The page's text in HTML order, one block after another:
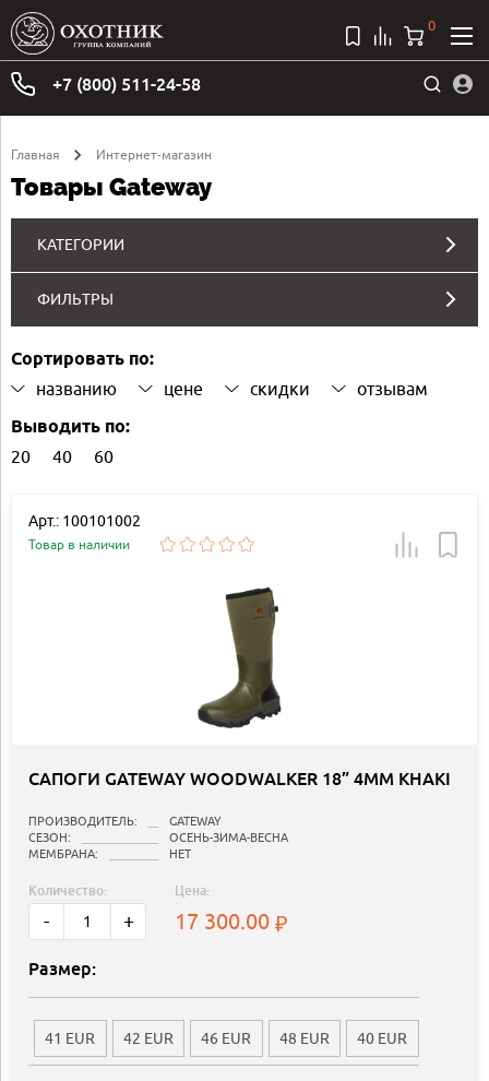
+7 (800) 511-24-58
0
Главная Интернет-магазин
Товары Gateway
КАТЕГОРИИ
ФИЛЬТРЫ
Сортировать по:
названию цене скидки отзывам
Выводить по:
20 40 60
Арт.: 100101002
Товар в наличии
САПОГИ GATEWAY WOODWALKER 18” 4MM KHAKI
ПРОИЗВОДИТЕЛЬ:
GATEWAY
СЕЗОН:
ОСЕНЬ-ЗИМА-ВЕСНА
МЕМБРАНА:
НЕТ
Количество:
- +
Цена:
17 300.00
Размер:
41 EUR 42 EUR 46 EUR 48 EUR 40 EUR